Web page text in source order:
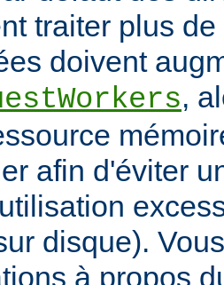
traiter plus
doivent
,
afin d'éviter
disque).
à propos